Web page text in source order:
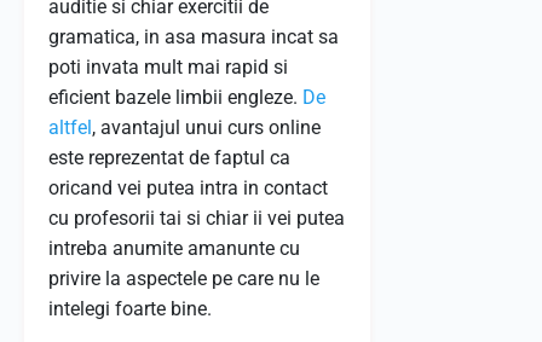
auditie si chiar exercitii de
gramatica, in asa masura incat sa
poti invata mult mai rapid si
eficient bazele limbii engleze. De
altfel, avantajul unui curs online
este reprezentat de faptul ca
oricand vei putea intra in contact
cu profesorii tai si chiar ii vei putea
intreba anumite amanunte cu
privire la aspectele pe care nu le
intelegi foarte bine.